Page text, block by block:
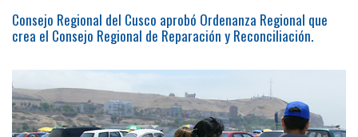
Consejo Regional del Cusco aprobó Ordenanza Regional que
crea el Consejo Regional de Reparación y Reconciliación.